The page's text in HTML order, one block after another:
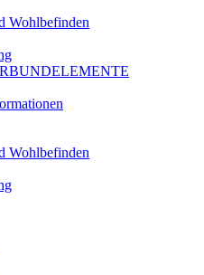
Wohlbefinden
Wohlbefinden